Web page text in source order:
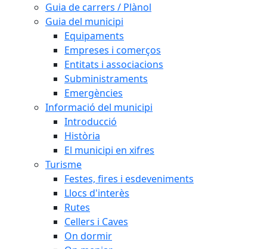
Guia de carrers / Plànol
Guia del municipi
Equipaments
Empreses i comerços
Entitats i associacions
Subministraments
Emergències
Informació del municipi
Introducció
Història
El municipi en xifres
Turisme
Festes, fires i esdeveniments
Llocs d'interès
Rutes
Cellers i Caves
On dormir